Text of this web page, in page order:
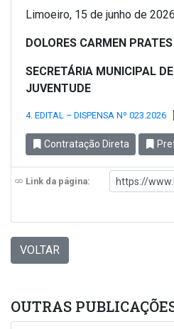
Limoeiro, 15 de junho de
DOLORES CARMEN
SECRETÁRIA MUNICIPAL
JUVENTUDE
4. EDITAL – DISPENSA Nº 023.2026
Contratação Direta
Link da página:
VOLTAR
OUTRAS